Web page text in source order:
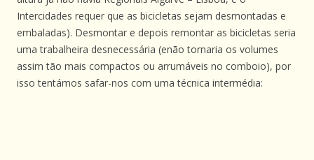
Intercidades requer que as bicicletas sejam desmontadas e
embaladas). Desmontar e depois remontar as bicicletas seria
uma trabalheira desnecessária (enão tornaria os volumes
assim tão mais compactos ou arrumáveis no comboio), por
isso tentámos safar-nos com uma técnica intermédia: